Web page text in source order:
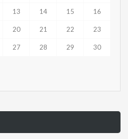
13 14 15 16
20 21 22 23
27 28 29 30